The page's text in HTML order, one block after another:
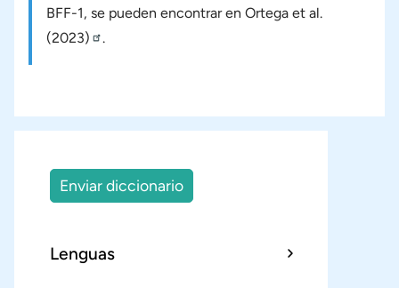
BFF-1, se pueden encontrar en Ortega et al.
(2023)
.
Enviar diccionario
Lenguas